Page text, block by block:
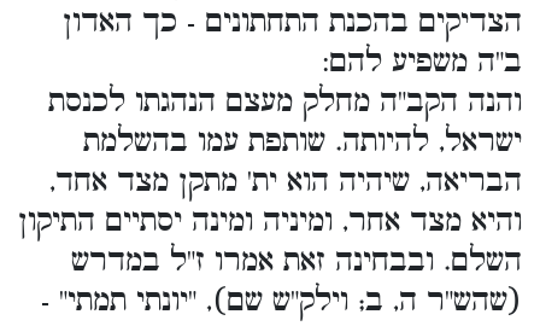
הצדיקים בהכנת התחתונים - כך האדון
ב"ה משפיע להם:
והנה הקב"ה מחלק מעצם הנהגתו לכנסת
ישראל, להיותה. שותפת עמו בהשלמת
הבריאה, שיהיה הוא ית' מתקן מצד אחד,
והיא מצד אחר, ומיניה ומינה יסתיים התיקון
השלם. ובבחינה זאת אמרו ז"ל במדרש
(שהש"ר ה, ב; וילק"ש שם), "יונתי תמתי" -